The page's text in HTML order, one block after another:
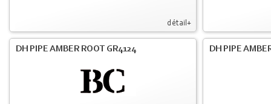
détail+
DH PIPE AMBER ROOT GR4124 DH PIPE